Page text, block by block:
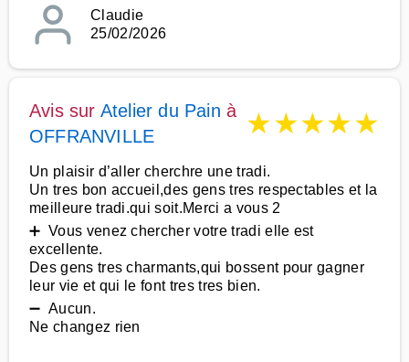
Claudie
25/02/2026
Avis sur Atelier du Pain à
OFFRANVILLE
★★★★★
Un plaisir d’aller cherchre une tradi.
Un tres bon accueil,des gens tres respectables et la
meilleure tradi.qui soit.Merci a vous 2
➕ Vous venez chercher votre tradi elle est
excellente.
Des gens tres charmants,qui bossent pour gagner
leur vie et qui le font tres tres bien.
➖ Aucun.
Ne changez rien